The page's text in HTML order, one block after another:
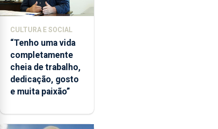
CULTURA E SOCIAL
“Tenho uma vida
completamente
cheia de trabalho,
dedicação, gosto
e muita paixão”